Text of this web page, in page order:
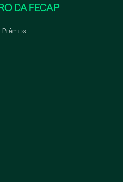
DA FECAP
Prêmios